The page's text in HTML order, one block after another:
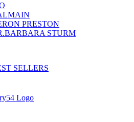
PRESTON
STURM
SELLERS